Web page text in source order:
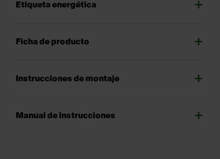
Etiqueta energética
Ficha de producto
Instrucciones de montaje
Manual de instrucciones